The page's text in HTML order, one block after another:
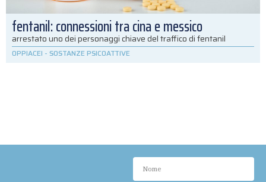
fentanil: connessioni tra cina e messico
arrestato uno dei personaggi chiave del traffico di fentanil
OPPIACEI - SOSTANZE PSICOATTIVE